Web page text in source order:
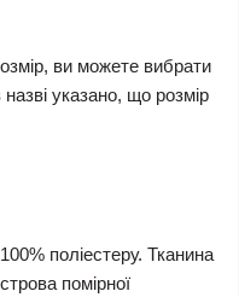
ви можете вибрати
указано, що розмір
поліестеру. Тканина
помірної